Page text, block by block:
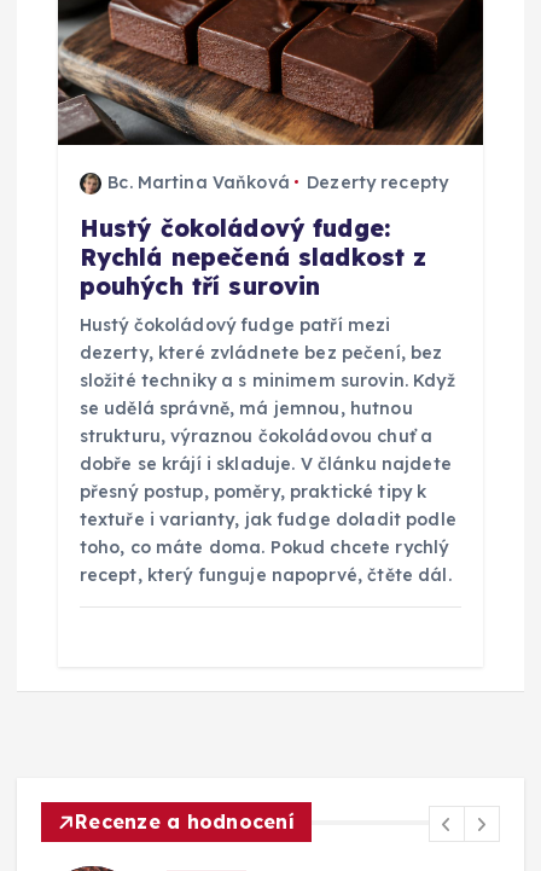
Bc. Martina Vaňková Dezerty recepty
Hustý čokoládový fudge:
Rychlá nepečená sladkost z
pouhých tří surovin
Hustý čokoládový fudge patří mezi
dezerty, které zvládnete bez pečení, bez
složité techniky a s minimem surovin. Když
se udělá správně, má jemnou, hutnou
strukturu, výraznou čokoládovou chuť a
dobře se krájí i skladuje. V článku najdete
přesný postup, poměry, praktické tipy k
textuře i varianty, jak fudge doladit podle
toho, co máte doma. Pokud chcete rychlý
recept, který funguje napoprvé, čtěte dál.
Recenze a hodnocení